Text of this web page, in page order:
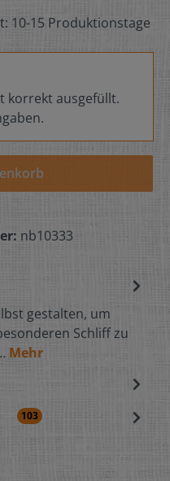
10-15 Produktionstage
korrekt ausgefüllt.
nb10333
gestalten, um
Schliff zu
Mehr
103